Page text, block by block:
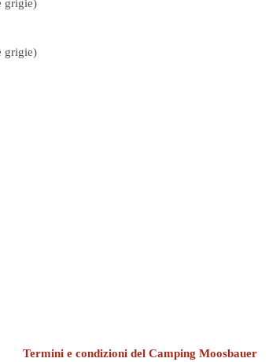
grigie)
grigie)
Termini e condizioni del Camping Moosbauer